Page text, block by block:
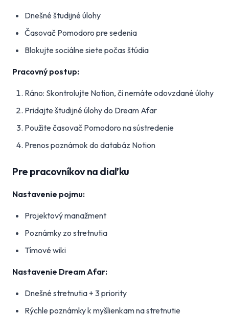
Dnešné študijné úlohy
Časovač Pomodoro pre sedenia
Blokujte sociálne siete počas štúdia
Pracovný postup:
Ráno: Skontrolujte Notion, či nemáte odovzdané úlohy
Pridajte študijné úlohy do Dream Afar
Použite časovač Pomodoro na sústredenie
Prenos poznámok do databáz Notion
Pre pracovníkov na diaľku
Nastavenie pojmu:
Projektový manažment
Poznámky zo stretnutia
Tímové wiki
Nastavenie Dream Afar:
Dnešné stretnutia + 3 priority
Rýchle poznámky k myšlienkam na stretnutie